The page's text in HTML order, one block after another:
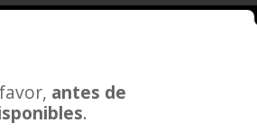
antes de
.